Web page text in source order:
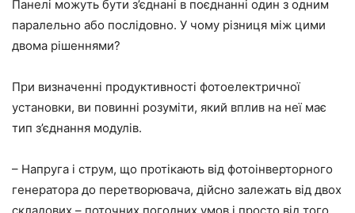
Панелі можуть бути з’єднані в поєднанні один з одним
паралельно або послідовно. У чому різниця між цими
двома рішеннями?
При визначенні продуктивності фотоелектричної
установки, ви повинні розуміти, який вплив на неї має
тип з’єднання модулів.
– Напруга і струм, що протікають від фотоінверторного
генератора до перетворювача, дійсно залежать від двох